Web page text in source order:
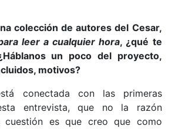
colección de autores del Cesar,
leer a cualquier hora, ¿qué te
un poco del proyecto,
motivos?
conectada con las primeras
entrevista, que no la razón
cuestión es que creo que como